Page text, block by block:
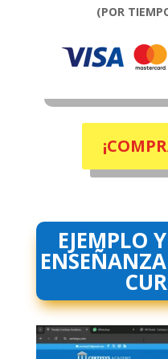
(POR
EJEMPLO